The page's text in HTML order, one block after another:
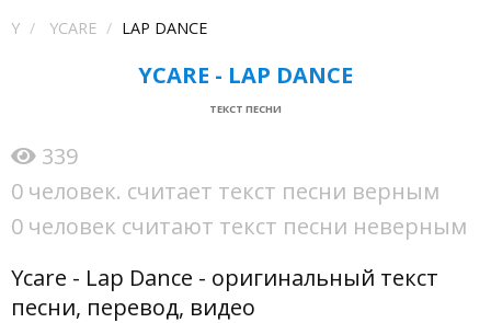
Y YCARE LAP DANCE
YCARE - LAP DANCE
ТЕКСТ ПЕСНИ
339
0 человек. считает текст песни верным
0 человек считают текст песни неверным
Ycare - Lap Dance - оригинальный текст
песни, перевод, видео